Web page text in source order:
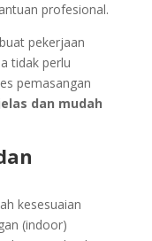
profesional.
pekerjaan
tidak perlu
pemasangan
dan mudah
kesesuaian
(indoor)